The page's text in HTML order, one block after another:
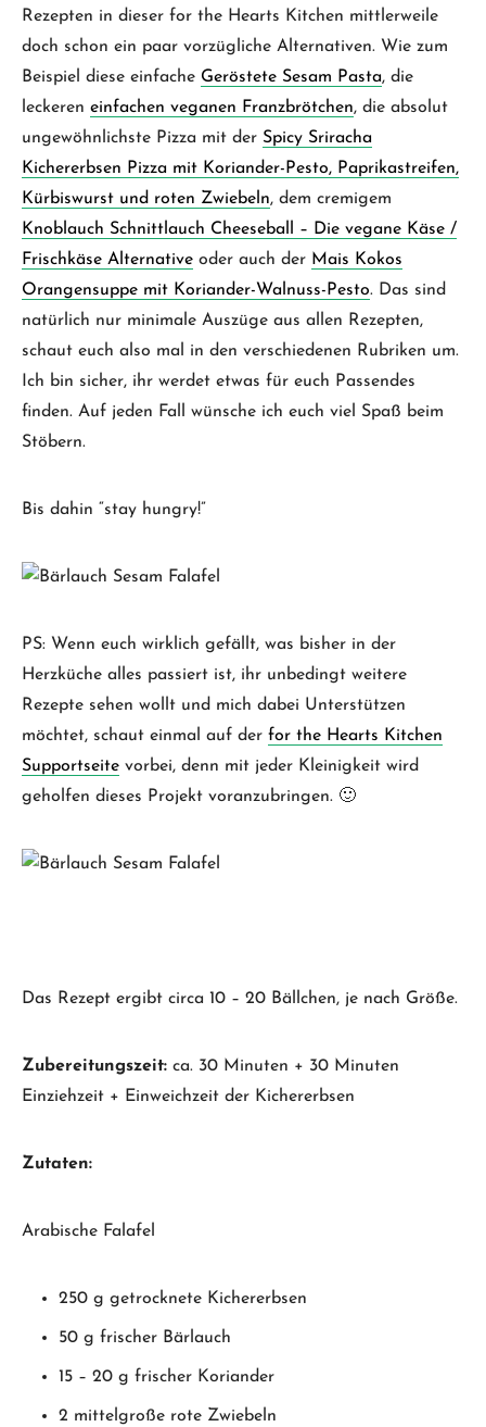
Rezepten in dieser for the Hearts Kitchen mittlerweile
doch schon ein paar vorzügliche Alternativen. Wie zum
Beispiel diese einfache Geröstete Sesam Pasta, die
leckeren einfachen veganen Franzbrötchen, die absolut
ungewöhnlichste Pizza mit der Spicy Sriracha
Kichererbsen Pizza mit Koriander-Pesto, Paprikastreifen,
Kürbiswurst und roten Zwiebeln, dem cremigem
Knoblauch Schnittlauch Cheeseball – Die vegane Käse /
Frischkäse Alternative oder auch der Mais Kokos
Orangensuppe mit Koriander-Walnuss-Pesto. Das sind
natürlich nur minimale Auszüge aus allen Rezepten,
schaut euch also mal in den verschiedenen Rubriken um.
Ich bin sicher, ihr werdet etwas für euch Passendes
finden. Auf jeden Fall wünsche ich euch viel Spaß beim
Stöbern.
Bis dahin “stay hungry!”
PS: Wenn euch wirklich gefällt, was bisher in der
Herzküche alles passiert ist, ihr unbedingt weitere
Rezepte sehen wollt und mich dabei Unterstützen
möchtet, schaut einmal auf der for the Hearts Kitchen
Supportseite vorbei, denn mit jeder Kleinigkeit wird
geholfen dieses Projekt voranzubringen. 🙂
Das Rezept ergibt circa 10 – 20 Bällchen, je nach Größe.
Zubereitungszeit: ca. 30 Minuten + 30 Minuten
Einziehzeit + Einweichzeit der Kichererbsen
Zutaten:
Arabische Falafel
250 g getrocknete Kichererbsen
50 g frischer Bärlauch
15 – 20 g frischer Koriander
2 mittelgroße rote Zwiebeln